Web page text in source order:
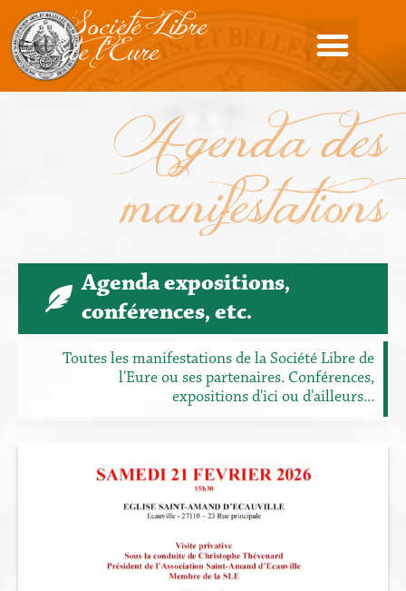
Société Libre
de l'Eure
Agenda des
manifestations
Agenda expositions,
conférences, etc.
Toutes les manifestations de la Société Libre de
l'Eure ou ses partenaires. Conférences,
expositions d'ici ou d'ailleurs...